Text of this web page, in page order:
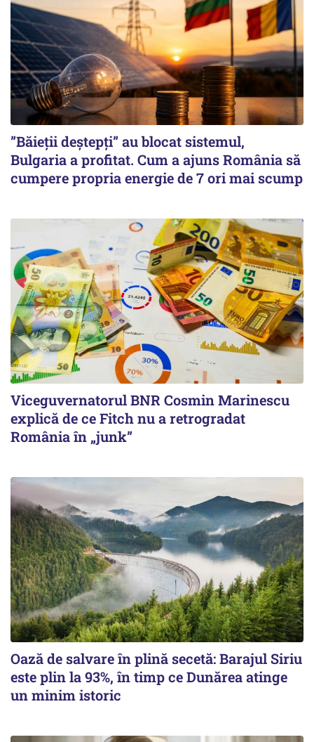
”Băieții deștepți” au blocat sistemul,
Bulgaria a profitat. Cum a ajuns România să
cumpere propria energie de 7 ori mai scump
Viceguvernatorul BNR Cosmin Marinescu
explică de ce Fitch nu a retrogradat
România în „junk”
Oază de salvare în plină secetă: Barajul Siriu
este plin la 93%, în timp ce Dunărea atinge
un minim istoric